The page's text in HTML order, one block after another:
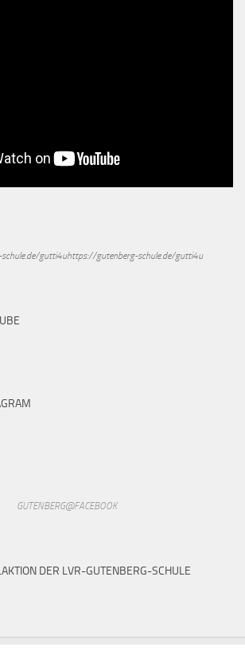
gutti4uhttps://gutenberg-schule.de/gutti4u
GUTENBERG@FACEBOOK
DER LVR-GUTENBERG-SCHULE